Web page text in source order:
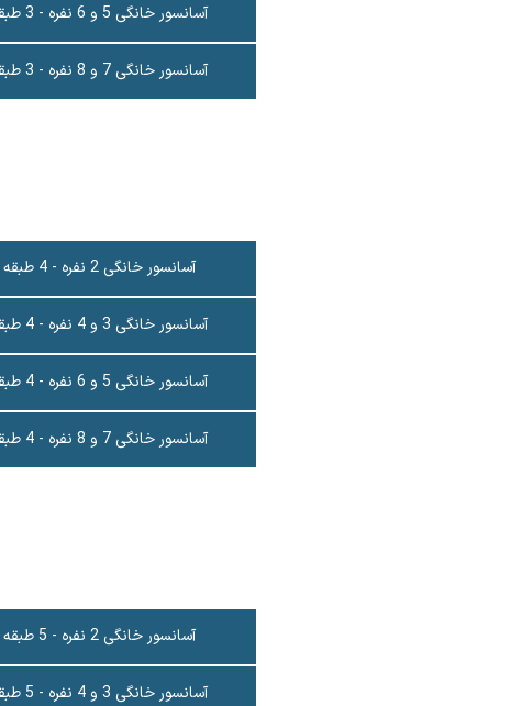
آسانسور خانگی 5 و 6 نفره - 3 طبقه
آسانسور خانگی 7 و 8 نفره - 3 طبقه
آسانسور خانگی 2 نفره - 4 طبقه
آسانسور خانگی 3 و 4 نفره - 4 طبقه
آسانسور خانگی 5 و 6 نفره - 4 طبقه
آسانسور خانگی 7 و 8 نفره - 4 طبقه
آسانسور خانگی 2 نفره - 5 طبقه
آسانسور خانگی 3 و 4 نفره - 5 طبقه